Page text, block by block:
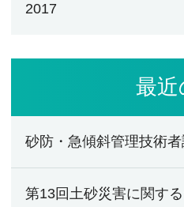
2017
最近
砂防・急傾斜管理技術
第13回土砂災害に関す